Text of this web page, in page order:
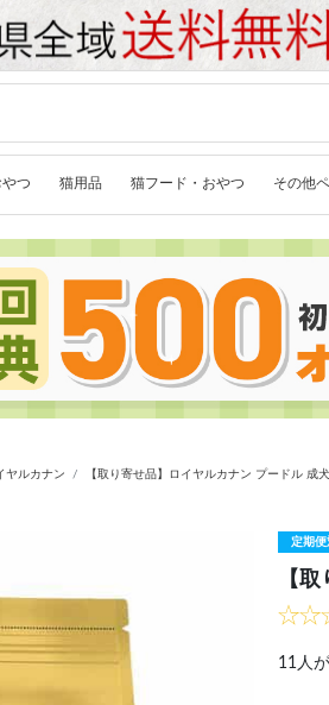
つ 猫用品 猫フード・おやつ その他
ヤルカナン 【取り寄せ品】ロイヤルカナン プードル 成
定期便
【
11人